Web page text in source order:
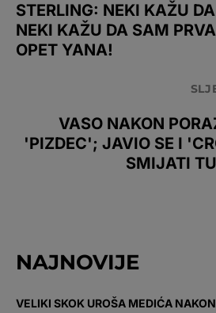
STERLING: NEKI KAŽU
NEKI KAŽU DA SAM
OPET YANA!
VASO NAKON
'PIZDEC'; JAVIO SE I
SMIJATI
NAJNOVIJE
VELIKI SKOK UROŠA MEDIĆA